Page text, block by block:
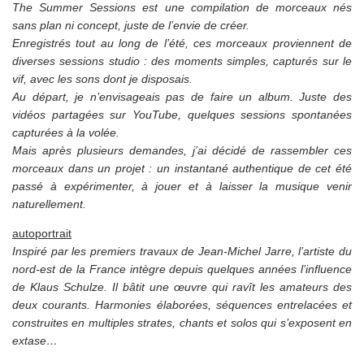
The Summer Sessions est une compilation de morceaux nés
sans plan ni concept, juste de l’envie de créer.
Enregistrés tout au long de l’été, ces morceaux proviennent de
diverses sessions studio : des moments simples, capturés sur le
vif, avec les sons dont je disposais.
Au départ, je n’envisageais pas de faire un album. Juste des
vidéos partagées sur YouTube, quelques sessions spontanées
capturées à la volée.
Mais après plusieurs demandes, j’ai décidé de rassembler ces
morceaux dans un projet : un instantané authentique de cet été
passé à expérimenter, à jouer et à laisser la musique venir
naturellement.
autoportrait
Inspiré par les premiers travaux de Jean-Michel Jarre, l’artiste du
nord-est de la France intègre depuis quelques années l’influence
de Klaus Schulze. Il bâtit une œuvre qui ravît les amateurs des
deux courants. Harmonies élaborées, séquences entrelacées et
construites en multiples strates, chants et solos qui s’exposent en
extase…